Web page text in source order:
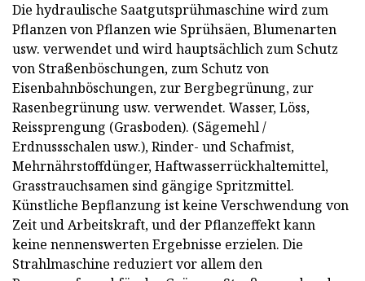
Die hydraulische Saatgutsprühmaschine wird zum
Pflanzen von Pflanzen wie Sprühsäen, Blumenarten
usw. verwendet und wird hauptsächlich zum Schutz
von Straßenböschungen, zum Schutz von
Eisenbahnböschungen, zur Bergbegrünung, zur
Rasenbegrünung usw. verwendet. Wasser, Löss,
Reissprengung (Grasboden). (Sägemehl /
Erdnussschalen usw.), Rinder- und Schafmist,
Mehrnährstoffdünger, Haftwasserrückhaltemittel,
Grasstrauchsamen sind gängige Spritzmittel.
Künstliche Bepflanzung ist keine Verschwendung von
Zeit und Arbeitskraft, und der Pflanzeffekt kann
keine nennenswerten Ergebnisse erzielen. Die
Strahlmaschine reduziert vor allem den